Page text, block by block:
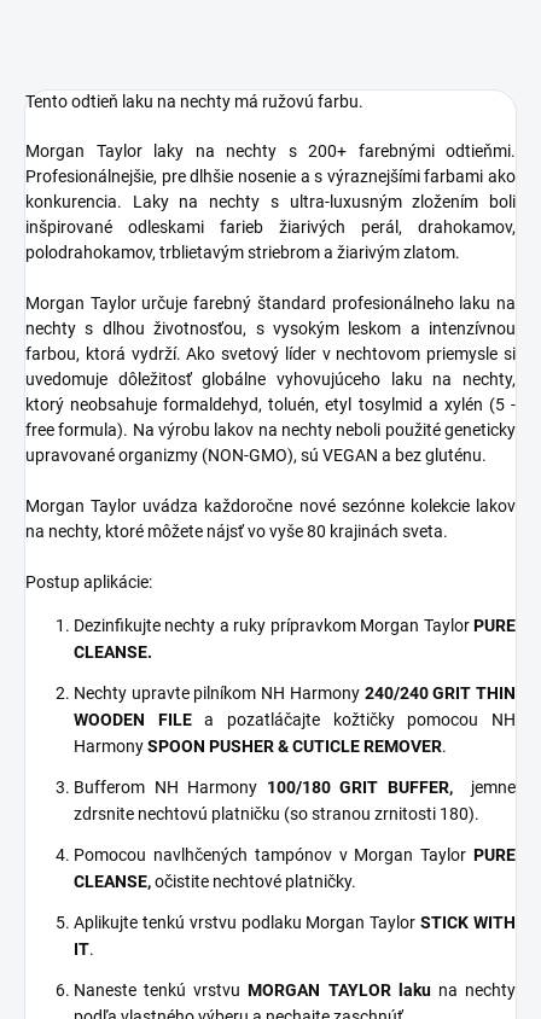
Tento odtieň laku na nechty má ružovú farbu.
Morgan Taylor laky na nechty s 200+ farebnými odtieňmi.
Profesionálnejšie, pre dlhšie nosenie a s výraznejšími farbami ako
konkurencia. Laky na nechty s ultra-luxusným zložením boli
inšpirované odleskami farieb žiarivých perál, drahokamov,
polodrahokamov, trblietavým striebrom a žiarivým zlatom.
Morgan Taylor určuje farebný štandard profesionálneho laku na
nechty s dlhou životnosťou, s vysokým leskom a intenzívnou
farbou, ktorá vydrží. Ako svetový líder v nechtovom priemysle si
uvedomuje dôležitosť globálne vyhovujúceho laku na nechty,
ktorý neobsahuje formaldehyd, toluén, etyl tosylmid a xylén (5 -
free formula). Na výrobu lakov na nechty neboli použité geneticky
upravované organizmy (NON-GMO), sú VEGAN a bez gluténu.
Morgan Taylor uvádza každoročne nové sezónne kolekcie lakov
na nechty, ktoré môžete nájsť vo vyše 80 krajinách sveta.
Postup aplikácie:
Dezinfikujte nechty a ruky prípravkom Morgan TaylorPURE
CLEANSE.
Nechty upravte pilníkom NH Harmony 240/240 GRIT THIN
WOODEN FILEa pozatláčajte kožtičky pomocou NH
HarmonySPOON PUSHER & CUTICLE REMOVER.
Bufferom NH Harmony 100/180 GRIT BUFFER,jemne
zdrsnite nechtovú platničku (so stranou zrnitosti 180).
Pomocou navlhčených tampónov v Morgan Taylor PURE
CLEANSE,očistite nechtové platničky.
Aplikujte tenkú vrstvu podlaku Morgan TaylorSTICK WITH
IT.
Naneste tenkú vrstvuMORGAN TAYLOR lakuna nechty